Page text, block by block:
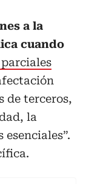
a la
cuando
de terceros,
la